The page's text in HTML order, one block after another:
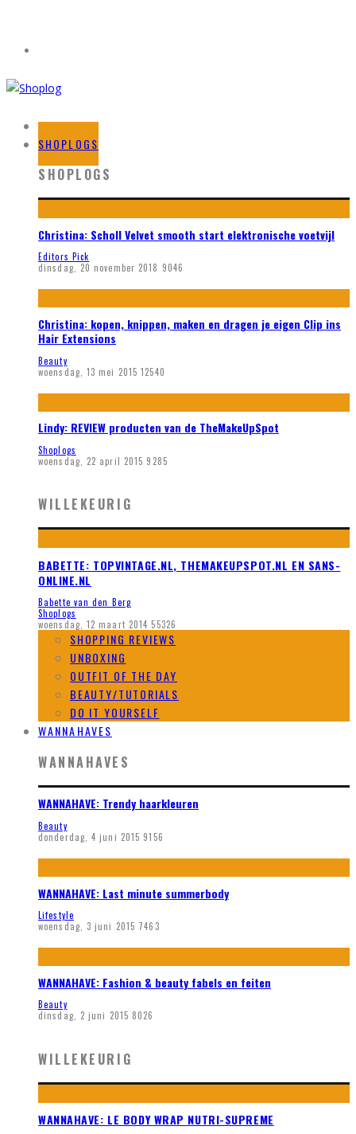
HOME
SHOPLOGS
SHOPLOGS
Christina: Scholl Velvet smooth start elektronische voetvijl
Editors Pick
dinsdag, 20 november 2018 9046
Christina: kopen, knippen, maken en dragen je eigen Clip ins
Hair Extensions
Beauty
woensdag, 13 mei 2015 12540
Lindy: REVIEW producten van de TheMakeUpSpot
Shoplogs
woensdag, 22 april 2015 9285
WILLEKEURIG
BABETTE: TOPVINTAGE.NL, THEMAKEUPSPOT.NL EN SANS-
ONLINE.NL
Babette van den Berg
Shoplogs
woensdag, 12 maart 2014 55326
SHOPPING REVIEWS
UNBOXING
OUTFIT OF THE DAY
BEAUTY/TUTORIALS
DO IT YOURSELF
WANNAHAVES
WANNAHAVES
WANNAHAVE: Trendy haarkleuren
Beauty
donderdag, 4 juni 2015 9156
WANNAHAVE: Last minute summerbody
Lifestyle
woensdag, 3 juni 2015 7463
WANNAHAVE: Fashion & beauty fabels en feiten
Beauty
dinsdag, 2 juni 2015 8026
WILLEKEURIG
WANNAHAVE: LE BODY WRAP NUTRI-SUPREME